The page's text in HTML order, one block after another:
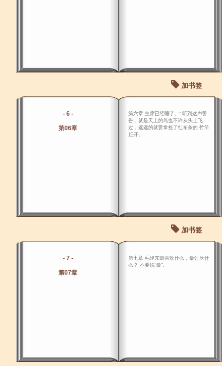
加书签
- 6 -
第06章
第六章 主席已经睡了。” 听到这声警
告，就是天上的鸟也不许从头上飞
过，远远的就要拿拴了红布条的 竹竿
赶开。
加书签
- 7 -
第07章
第七章 毛泽东最喜欢什么，最讨厌什
么？ 不要说“最”。